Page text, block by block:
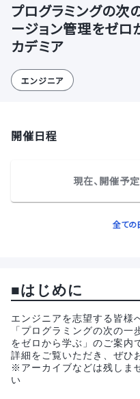
プログラミングの
ージョン管理をゼ
カデミア
エンジニア
開催日程
現在、開催予
全ての
■はじめに
エンジニアを志望する皆様
「プログラミングの次の
をゼロから学ぶ」のご案内
詳細をご覧いただき、ぜひ
※アーカイブなどは残しま
い